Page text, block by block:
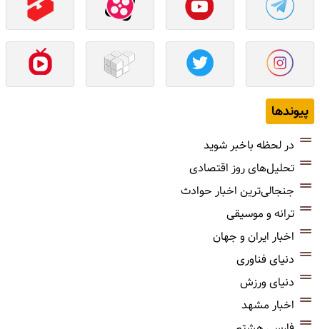
پیوندها
در لحظه باخبر شوید
تحلیل‌های روز اقتصادی
جنجالی‌ترین اخبار حوادث
ترانه و موسیقی
اخبار ایران و جهان
دنیای فناوری
دنیای ورزش
اخبار مشهد